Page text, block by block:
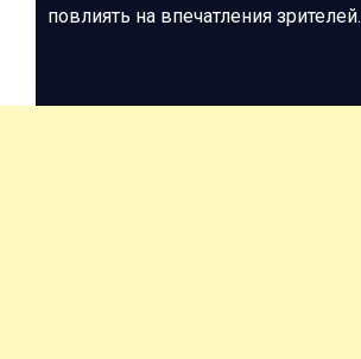
повлиять на впечатления зрителей.